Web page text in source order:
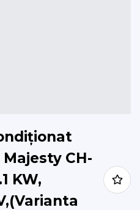
CH-
KW,